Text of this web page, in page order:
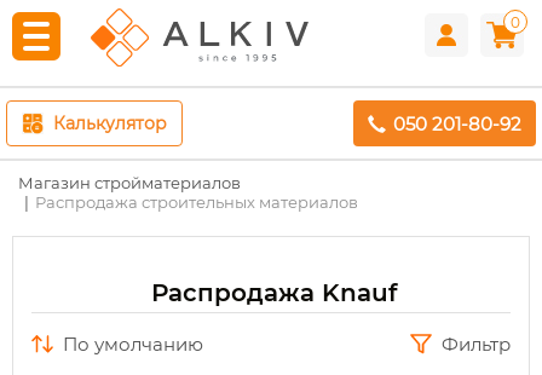
0
Калькулятор 050 201-80-92
Магазин стройматериалов
Распродажа строительных материалов
Распродажа Knauf
по умолчанию Фильтр